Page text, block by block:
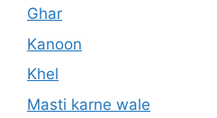
Ghar
Kanoon
Khel
Masti karne wale